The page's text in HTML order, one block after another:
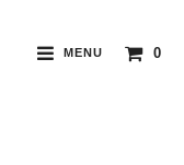
MENU 0